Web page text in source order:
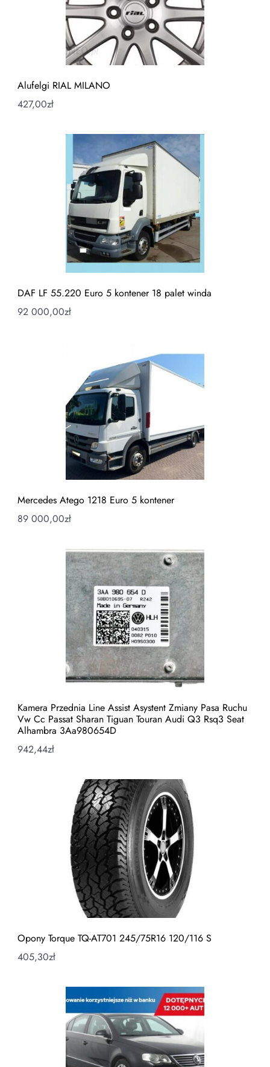
Alufelgi RIAL MILANO
427,00zł
DAF LF 55.220 Euro 5 kontener 18 palet winda
92 000,00zł
Mercedes Atego 1218 Euro 5 kontener
89 000,00zł
Kamera Przednia Line Assist Asystent Zmiany Pasa Ruchu
Vw Cc Passat Sharan Tiguan Touran Audi Q3 Rsq3 Seat
Alhambra 3Aa980654D
942,44zł
Opony Torque TQ-AT701 245/75R16 120/116 S
405,30zł